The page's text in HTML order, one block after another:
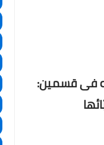
فى قسمين: